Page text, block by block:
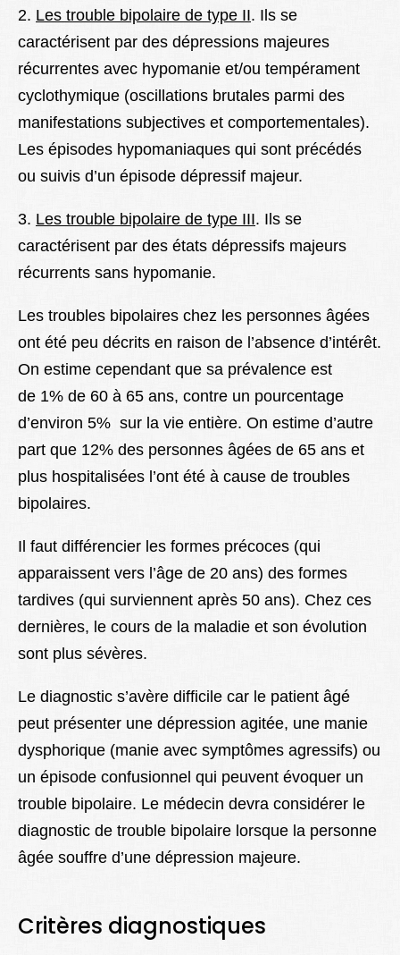
2. Les trouble bipolaire de type II. Ils se
caractérisent par des dépressions majeures
récurrentes avec hypomanie et/ou tempérament
cyclothymique (oscillations brutales parmi des
manifestations subjectives et comportementales).
Les épisodes hypomaniaques qui sont précédés
ou suivis d’un épisode dépressif majeur.
3. Les trouble bipolaire de type III. Ils se
caractérisent par des états dépressifs majeurs
récurrents sans hypomanie.
Les troubles bipolaires chez les personnes âgées
ont été peu décrits en raison de l’absence d’intérêt.
On estime cependant que sa prévalence est
de 1% de 60 à 65 ans, contre un pourcentage
d’environ 5% sur la vie entière. On estime d’autre
part que 12% des personnes âgées de 65 ans et
plus hospitalisées l’ont été à cause de troubles
bipolaires.
Il faut différencier les formes précoces (qui
apparaissent vers l’âge de 20 ans) des formes
tardives (qui surviennent après 50 ans). Chez ces
dernières, le cours de la maladie et son évolution
sont plus sévères.
Le diagnostic s’avère difficile car le patient âgé
peut présenter une dépression agitée, une manie
dysphorique (manie avec symptômes agressifs) ou
un épisode confusionnel qui peuvent évoquer un
trouble bipolaire. Le médecin devra considérer le
diagnostic de trouble bipolaire lorsque la personne
âgée souffre d’une dépression majeure.
Critères diagnostiques